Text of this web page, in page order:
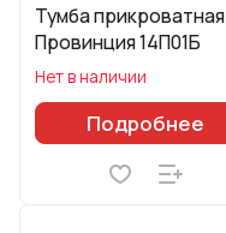
Тумба прикроватная
Провинция 14П01Б
Нет в наличии
Подробнее